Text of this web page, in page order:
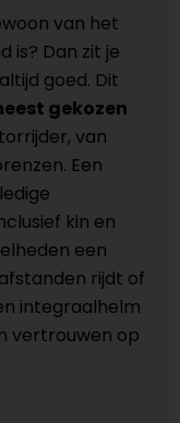
van het
is? Dan zit je
goed. Dit
gekozen
van
Een
kin en
een
rijdt of
integraalhelm
vertrouwen op